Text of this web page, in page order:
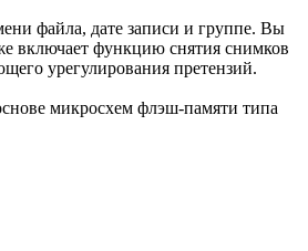
файла, дате записи и группе. Вы
включает функцию снятия снимков
урегулирования претензий.
микросхем флэш-памяти типа